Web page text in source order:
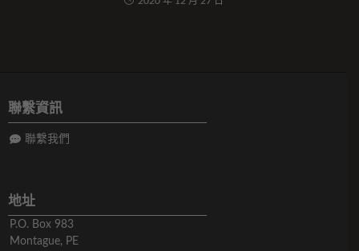
聯繫資訊
聯繫我們
地址
P.O. Box 983
Montague, PE